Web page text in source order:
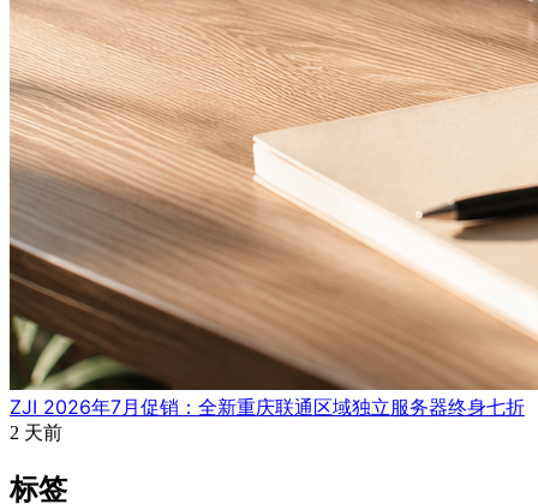
ZJI 2026年7月促销：全新重庆联通区域独立服务器终身七折
2 天前
标签